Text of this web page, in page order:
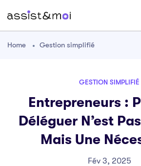
Home Gestion simplifié
GESTION SIMPLIFIÉ
Entrepreneurs :
Déléguer N’est
Mais Une
Fév 3, 2025